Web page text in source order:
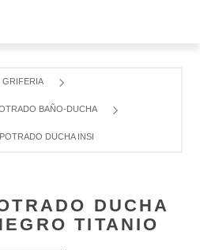
GRIFERIA
BAÑO-DUCHA
DUCHA INSIGNIA NEGRO TITANIO
DUCHA
TITANIO